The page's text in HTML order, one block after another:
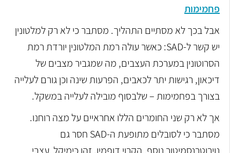
פחמימות
אבל בכך לא מסתיים התהליך. מסתבר כי לא רק למלטונין
יש קשר ל-SAD: כאשר עולה רמת המלטונין יורדת רמת
הסרוטונין במערכת העצבים, מה שמגביר מצבים של
דיכאון, רגישות יתר לכאבים, הפרעות שינה וכן גורם לעלייה
בצורך בפחמימות – שלבסוף מובילה לעלייה במשקל.
אך לא רק שני החומרים הללו אחראיים על מצה רוחנו.
מסתבר כי לסובלים מתופעת ה-SAD חסר גם